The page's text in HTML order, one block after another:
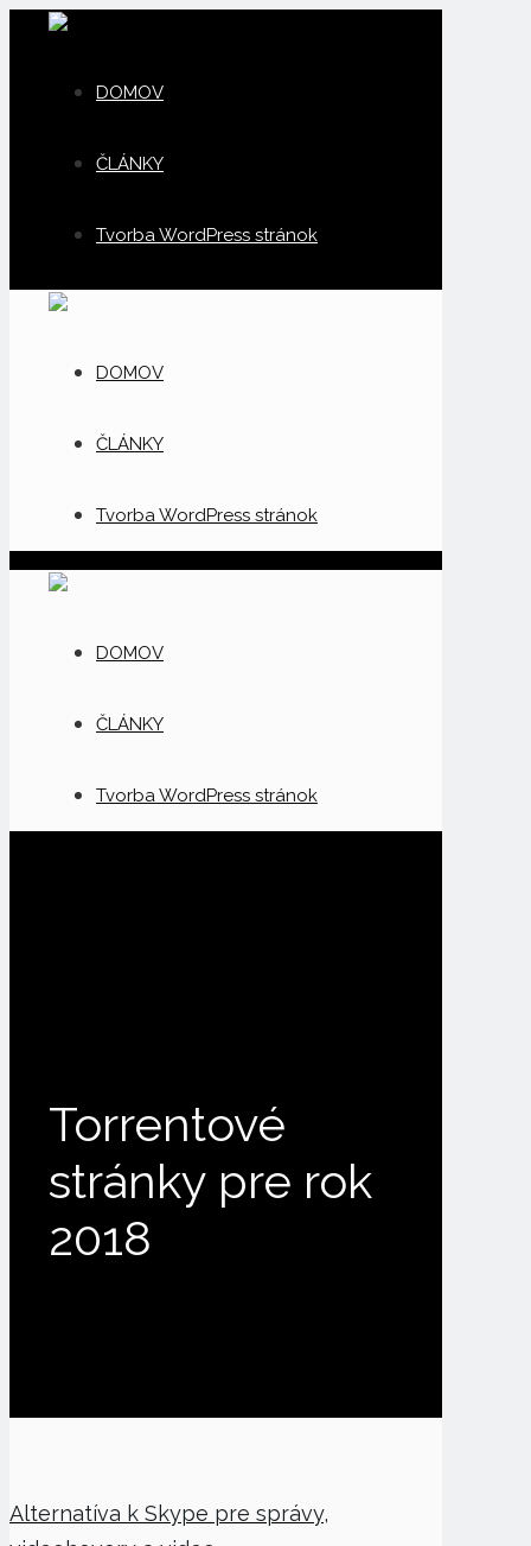
DOMOV
ČLÁNKY
Tvorba WordPress stránok
DOMOV
ČLÁNKY
Tvorba WordPress stránok
DOMOV
ČLÁNKY
Tvorba WordPress stránok
Torrentové
stránky pre rok
2018
Alternatíva k Skype pre správy,